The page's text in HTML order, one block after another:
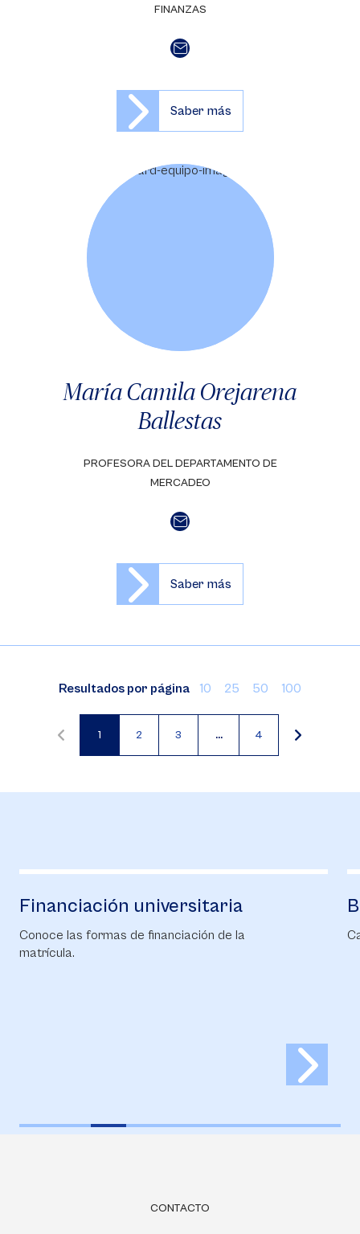
FINANZAS
Saber más
María Camila Orejarena
Ballestas
PROFESORA DEL DEPARTAMENTO DE
MERCADEO
Saber más
Resultados por página 10 25 50 100
Página
actual
1
Página
2
Página
3 … 4
Financiación universitaria
Conoce las formas de financiación de la
matrícula.
CONTACTO